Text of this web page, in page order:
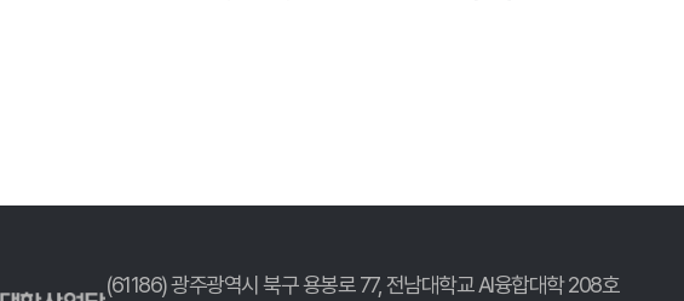
(61186) 광주광역시 북구 용봉로 77,전남대학교 AI융합대학 208호